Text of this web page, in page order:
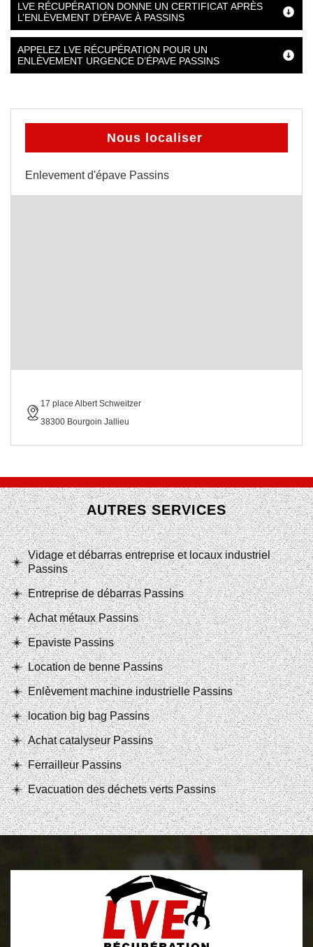
LVE RÉCUPÉRATION DONNE UN CERTIFICAT APRÈS
L’ENLÈVEMENT D’ÉPAVE À PASSINS
APPELEZ LVE RÉCUPÉRATION POUR UN
ENLÈVEMENT URGENCE D’ÉPAVE PASSINS
Nous localiser
Enlevement d'épave Passins
17 place Albert Schweitzer
38300 Bourgoin Jallieu
AUTRES SERVICES
Vidage et débarras entreprise et locaux industriel
Passins
Entreprise de débarras Passins
Achat métaux Passins
Epaviste Passins
Location de benne Passins
Enlèvement machine industrielle Passins
location big bag Passins
Achat catalyseur Passins
Ferrailleur Passins
Evacuation des déchets verts Passins